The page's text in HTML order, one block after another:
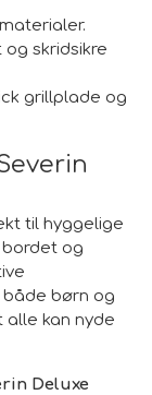
skridsikre
grillplade og
til hyggelige
bordet og
børn og
alle kan nyde
Deluxe